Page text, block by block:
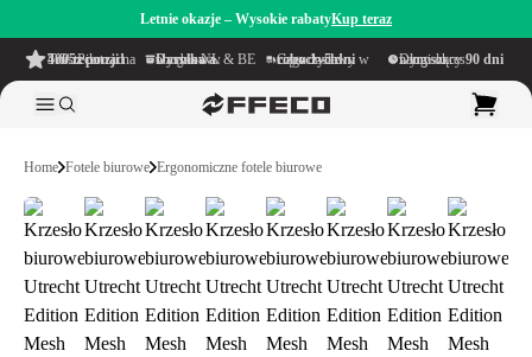
Letnie okazje – Wysokie rabatyKup teraz
4.6/5
z ponad 500 recenzji
na TrustPilot Darmowa wysyłka
w obrębie NL & BE Czas dostawy w ciągu
1–5 dni roboczych Długi okres namysłu wynoszący90 dni
Home Fotele biurowe Ergonomiczne fotele biurowe